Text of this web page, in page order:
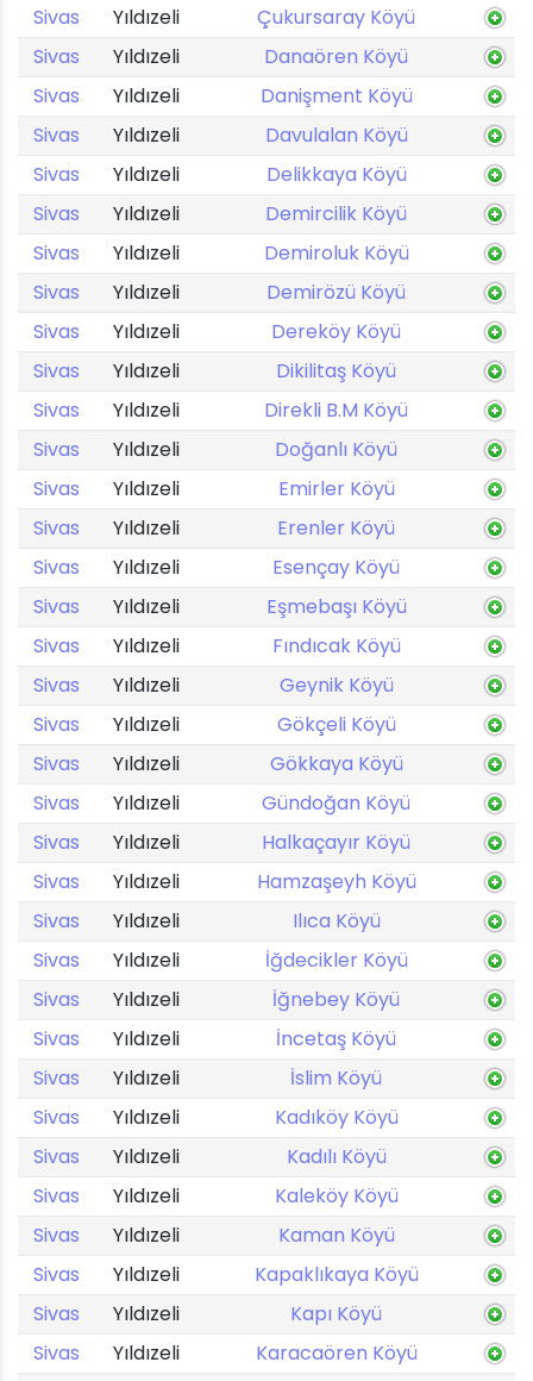
Sivas Yıldızeli
Çukursaray Köyü
Sivas
Yıldızeli
Danaören Köyü
Sivas
Yıldızeli
Danişment Köyü
Sivas
Yıldızeli
Davulalan Köyü
Sivas
Yıldızeli
Delikkaya Köyü
Sivas
Yıldızeli
Demircilik Köyü
Sivas
Yıldızeli
Demiroluk Köyü
Sivas
Yıldızeli
Demirözü Köyü
Sivas
Yıldızeli
Dereköy Köyü
Sivas
Yıldızeli
Dikilitaş Köyü
Sivas
Yıldızeli
Direkli B.M Köyü
Sivas
Yıldızeli
Doğanlı Köyü
Sivas
Yıldızeli
Emirler Köyü
Sivas
Yıldızeli
Erenler Köyü
Sivas
Yıldızeli
Esençay Köyü
Sivas
Yıldızeli
Eşmebaşı Köyü
Sivas
Yıldızeli
Fındıcak Köyü
Sivas
Yıldızeli
Geynik Köyü
Sivas
Yıldızeli
Gökçeli Köyü
Sivas
Yıldızeli
Gökkaya Köyü
Sivas
Yıldızeli
Gündoğan Köyü
Sivas
Yıldızeli
Halkaçayır Köyü
Sivas
Yıldızeli
Hamzaşeyh Köyü
Sivas
Yıldızeli
Ilıca Köyü
Sivas
Yıldızeli
İğdecikler Köyü
Sivas
Yıldızeli
İğnebey Köyü
Sivas
Yıldızeli
İncetaş Köyü
Sivas
Yıldızeli
İslim Köyü
Sivas
Yıldızeli
Kadıköy Köyü
Sivas
Yıldızeli
Kadılı Köyü
Sivas
Yıldızeli
Kaleköy Köyü
Sivas
Yıldızeli
Kaman Köyü
Sivas
Yıldızeli
Kapaklıkaya Köyü
Sivas
Yıldızeli
Kapı Köyü
Sivas
Yıldızeli
Karacaören Köyü